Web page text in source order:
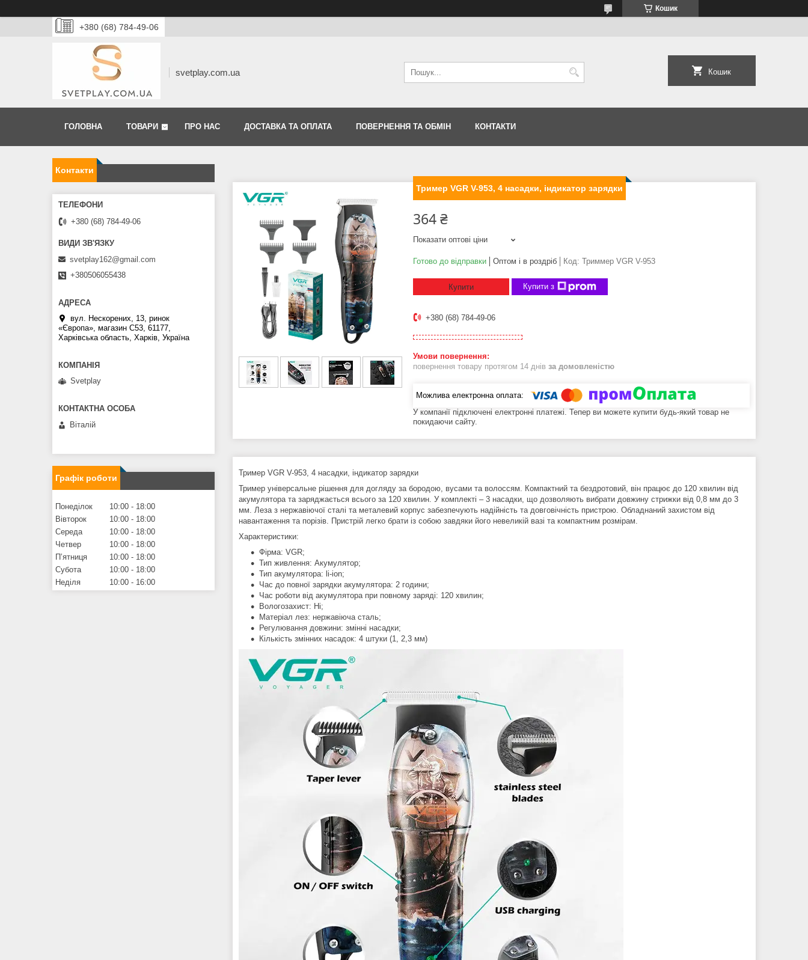
Кошик
+380 (68) 784-49-06
svetplay.com.ua Кошик
ГОЛОВНА ТОВАРИ ПРО НАС ДОСТАВКА ТА ОПЛАТА ПОВЕРНЕННЯ ТА ОБМІН КОНТАКТИ
Тример VGR V-953, 4 насадки, індикатор зарядки
364 ₴
Показати оптові ціни
Готово до відправки Оптом і в роздріб Код: Триммер VGR V-953
Купити Купити з
+380 (68) 784-49-06
повернення товару протягом 14 днів за домовленістю
У компанії підключені електронні платежі. Тепер ви можете купити будь-який товар не
покидаючи сайту.
Тример VGR V-953, 4 насадки, індикатор зарядки
Тример універсальне рішення для догляду за бородою, вусами та волоссям. Компактний та бездротовий, він працює до 120 хвилин від
акумулятора та заряджається всього за 120 хвилин. У комплекті – 3 насадки, що дозволяють вибрати довжину стрижки від 0,8 мм до 3
мм. Леза з нержавіючої сталі та металевий корпус забезпечують надійність та довговічність пристрою. Обладнаний захистом від
навантаження та порізів. Пристрій легко брати із собою завдяки його невеликій вазі та компактним розмірам.
Характеристики:
Фірма: VGR;
Тип живлення: Акумулятор;
Тип акумулятора: li-ion;
Час до повної зарядки акумулятора: 2 години;
Час роботи від акумулятора при повному заряді: 120 хвилин;
Вологозахист: Ні;
Матеріал лез: нержавіюча сталь;
Регулювання довжини: змінні насадки;
Кількість змінних насадок: 4 штуки (1, 2,3 мм)
Контакти
+380 (68) 784-49-06
svetplay162@gmail.com
+380506055438
вул. Нескорених, 13, ринок
«Європа», магазин С53, 61177,
Харківська область, Харків, Україна
Svetplay
Віталій
Графік роботи
Понеділок 10:00
18:00
Вівторок
10:00
18:00
Середа
10:00
18:00
Четвер
10:00
18:00
Пʼятниця
10:00
18:00
Субота
10:00
18:00
Неділя
10:00 16:00